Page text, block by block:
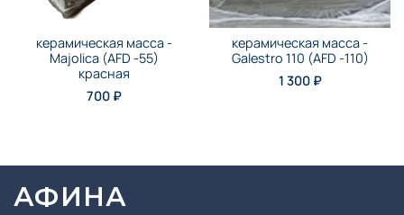
керамическая масса -
Majolica (AFD -55)
красная
700 ₽
керамическая масса -
Galestro 110 (AFD -110)
1 300 ₽
АФИНА